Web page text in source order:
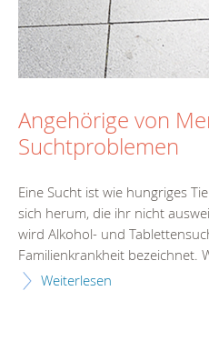
Angehörige von
Suchtproblemen
Eine Sucht ist wie hungriges
sich herum, die ihr nicht
wird Alkohol- und
Familienkrankheit bezeichnet.
Weiterlesen